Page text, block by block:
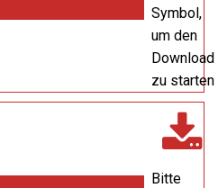
Symbol,
um den
Download
zu starten
Bitte